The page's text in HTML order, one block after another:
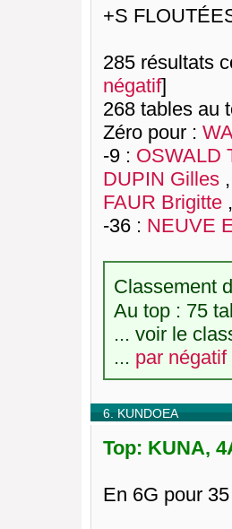
+S
285 résultats
négatif]
268 tables au
Zéro pour :
-9 : OSWALD
DUPIN Gilles
FAUR Brigitte
-36 : NEUVE
Classement
Au top : 75
... voir le
... par négatif
6. KUNDOEA
Top: KUNA,
En 6G pour